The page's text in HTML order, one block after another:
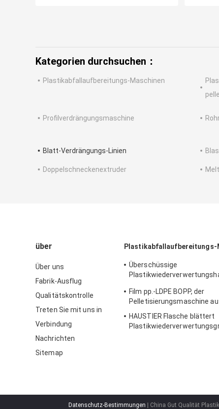
Kategorien durchsuchen：
Plastikabfallaufbereitungs-Maschinen
Profilverdrängungsmaschine
Blatt-Verdrängungs-Linien
Doppelschneckenextruder
über
Über uns
Fabrik-Ausflug
Qualitätskontrolle
Treten Sie mit uns in
Verbindung
Nachrichten
Sitemap
Plastikabfallaufbereitungs-
Überschüssige
Schrauben-Pelletisierungs-
Film pp.-LDPE BOPP, der
Pelletisierungsmaschine
HAUSTIER Flasche blättert
Datenschutz-Bestimmungen | China Gut Qualität